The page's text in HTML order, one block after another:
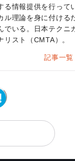
る情報提供を行って
ル理論を身に付ける
でいる。日本テクニ
スト（CMTA）。
記事一覧